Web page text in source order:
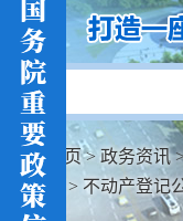
首页> 政务资讯
> 不动产登记